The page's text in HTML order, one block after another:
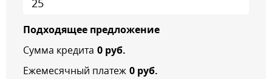
Подходящее предложение
Сумма кредита 0руб.
Ежемесячный платеж 0руб.